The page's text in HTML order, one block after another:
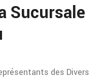
Sucursale
des Divers